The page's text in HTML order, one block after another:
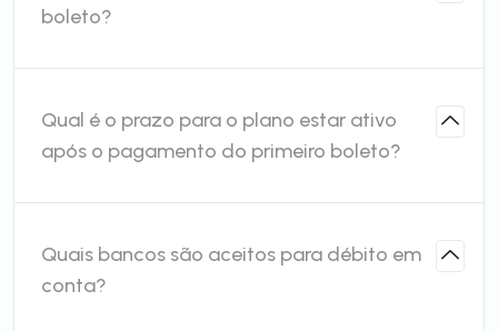
boleto?
Qual é o prazo para o plano estar ativo
após o pagamento do primeiro boleto?
Quais bancos são aceitos para débito em
conta?